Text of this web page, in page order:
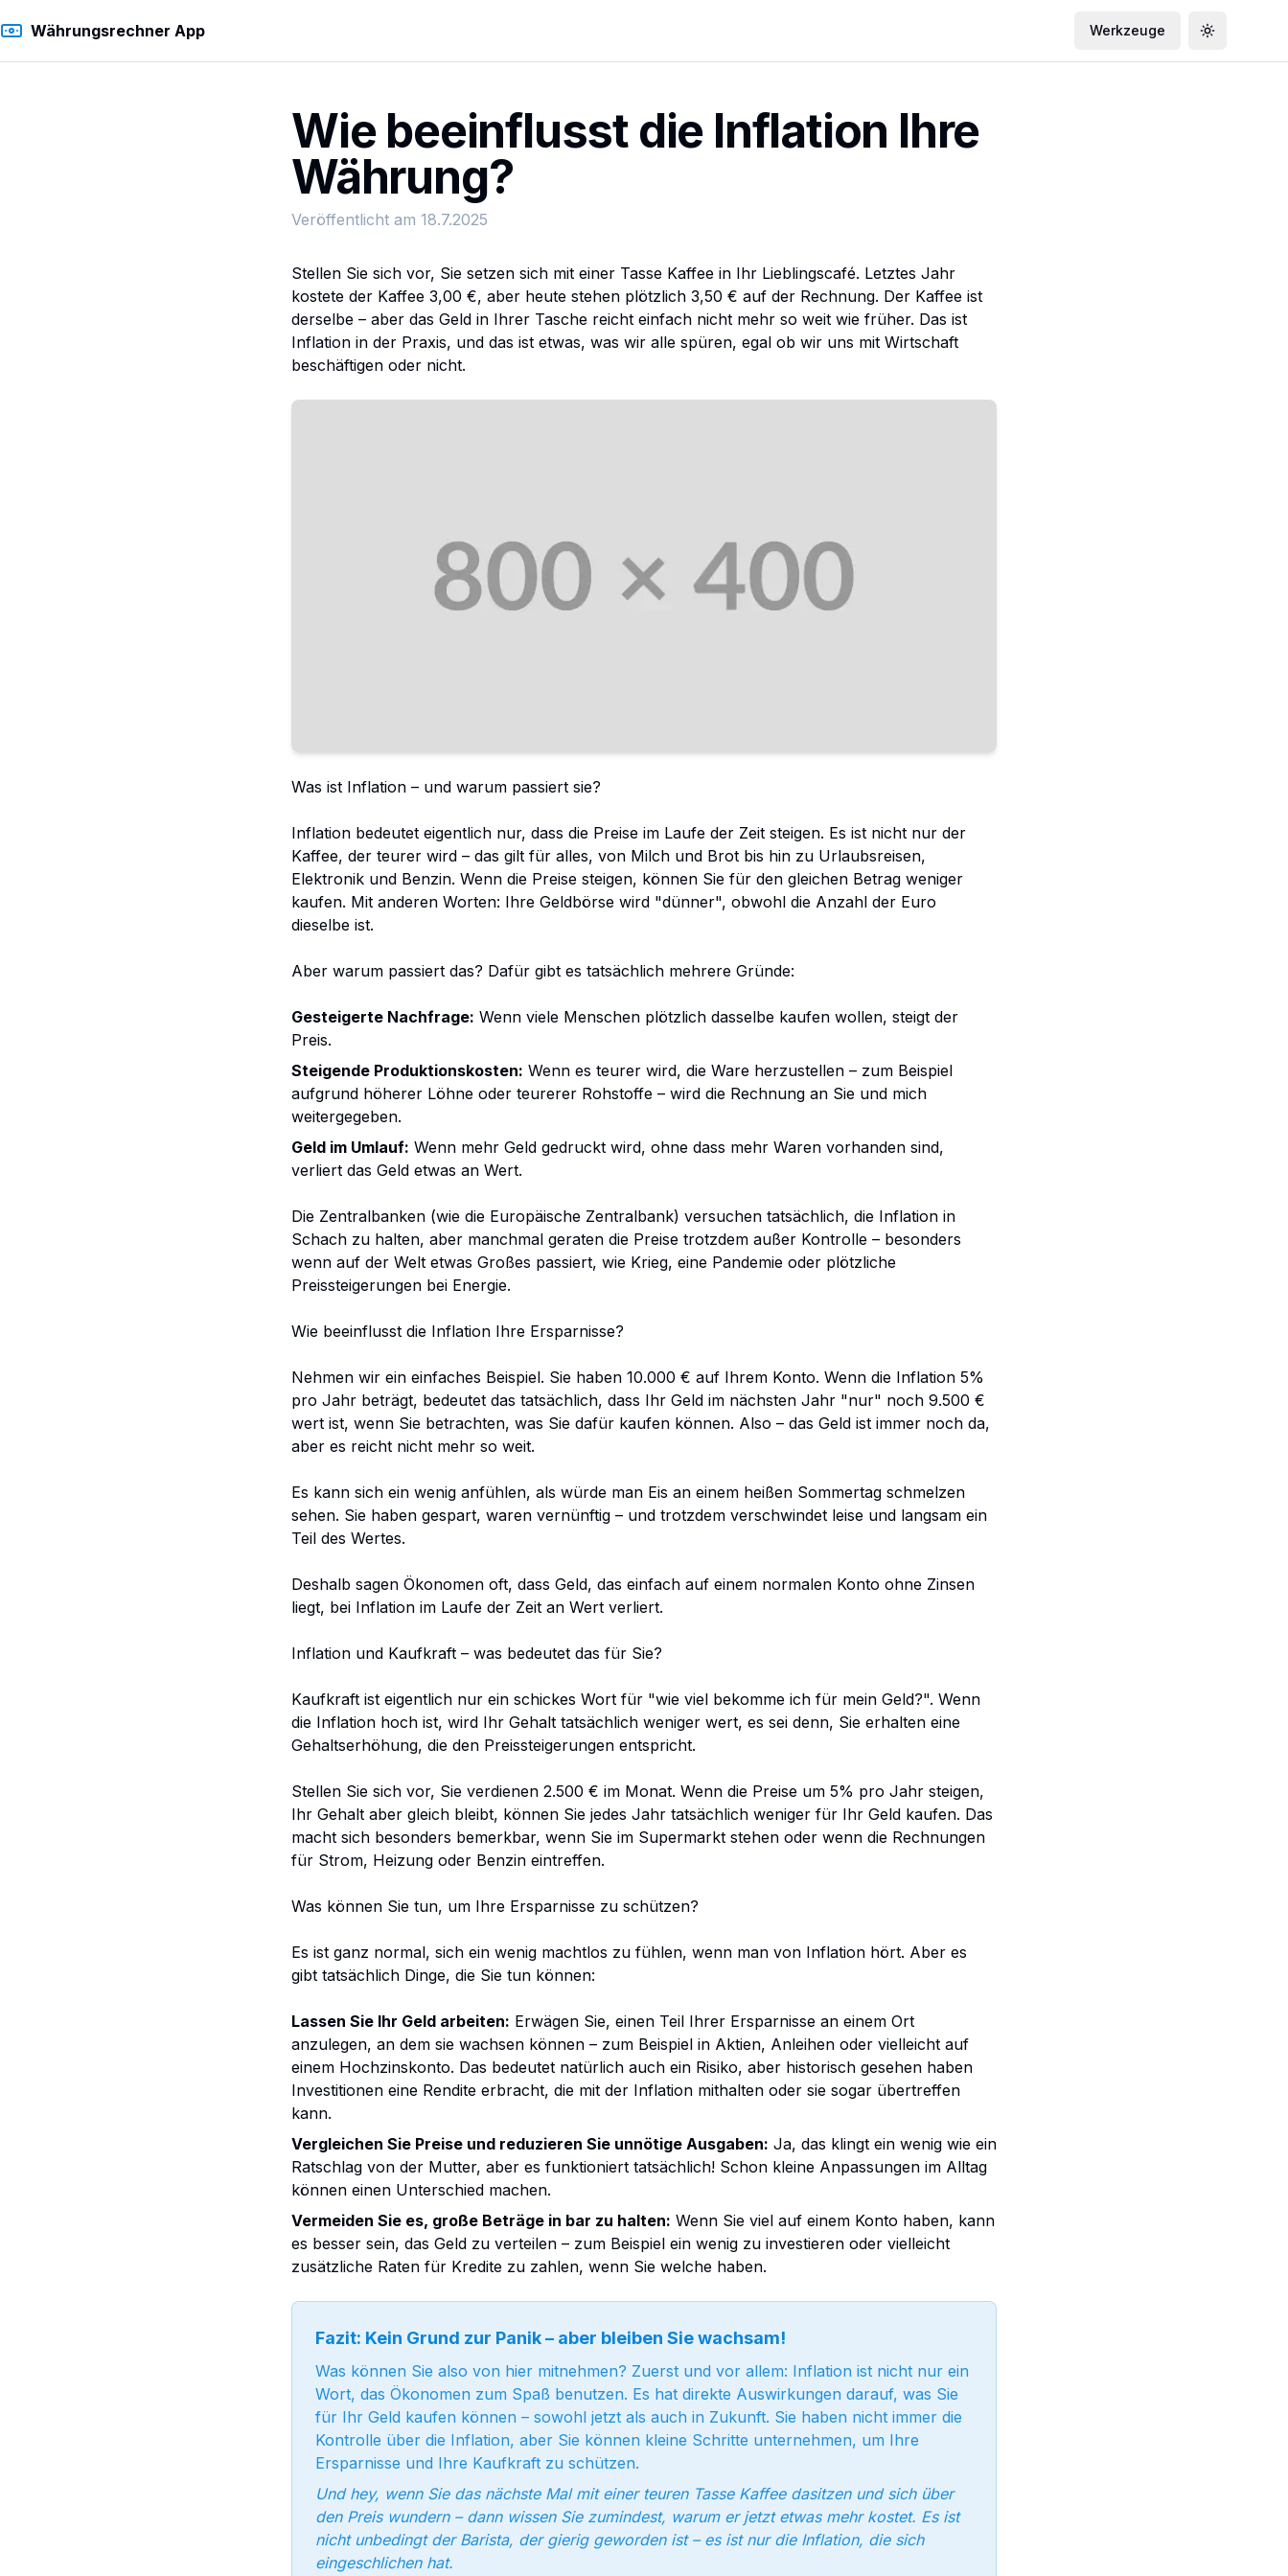
Währungsrechner App Werkzeuge Toggle
Wie beeinflusst die Inflation Ihre
Währung?
Veröffentlicht am 18.7.2025
Stellen Sie sich vor, Sie setzen sich mit einer Tasse Kaffee in Ihr Lieblingscafé. Letztes Jahr
kostete der Kaffee 3,00 €, aber heute stehen plötzlich 3,50 € auf der Rechnung. Der Kaffee ist
derselbe – aber das Geld in Ihrer Tasche reicht einfach nicht mehr so weit wie früher. Das ist
Inflation in der Praxis, und das ist etwas, was wir alle spüren, egal ob wir uns mit Wirtschaft
beschäftigen oder nicht.
Was ist Inflation – und warum passiert sie?
Inflation bedeutet eigentlich nur, dass die Preise im Laufe der Zeit steigen. Es ist nicht nur der
Kaffee, der teurer wird – das gilt für alles, von Milch und Brot bis hin zu Urlaubsreisen,
Elektronik und Benzin. Wenn die Preise steigen, können Sie für den gleichen Betrag weniger
kaufen. Mit anderen Worten: Ihre Geldbörse wird "dünner", obwohl die Anzahl der Euro
dieselbe ist.
Aber warum passiert das? Dafür gibt es tatsächlich mehrere Gründe:
Gesteigerte Nachfrage: Wenn viele Menschen plötzlich dasselbe kaufen wollen, steigt der
Preis.
Steigende Produktionskosten: Wenn es teurer wird, die Ware herzustellen – zum Beispiel
aufgrund höherer Löhne oder teurerer Rohstoffe – wird die Rechnung an Sie und mich
weitergegeben.
Geld im Umlauf: Wenn mehr Geld gedruckt wird, ohne dass mehr Waren vorhanden sind,
verliert das Geld etwas an Wert.
Die Zentralbanken (wie die Europäische Zentralbank) versuchen tatsächlich, die Inflation in
Schach zu halten, aber manchmal geraten die Preise trotzdem außer Kontrolle – besonders
wenn auf der Welt etwas Großes passiert, wie Krieg, eine Pandemie oder plötzliche
Preissteigerungen bei Energie.
Wie beeinflusst die Inflation Ihre Ersparnisse?
Nehmen wir ein einfaches Beispiel. Sie haben 10.000 € auf Ihrem Konto. Wenn die Inflation 5%
pro Jahr beträgt, bedeutet das tatsächlich, dass Ihr Geld im nächsten Jahr "nur" noch 9.500 €
wert ist, wenn Sie betrachten, was Sie dafür kaufen können. Also – das Geld ist immer noch da,
aber es reicht nicht mehr so weit.
Es kann sich ein wenig anfühlen, als würde man Eis an einem heißen Sommertag schmelzen
sehen. Sie haben gespart, waren vernünftig – und trotzdem verschwindet leise und langsam ein
Teil des Wertes.
Deshalb sagen Ökonomen oft, dass Geld, das einfach auf einem normalen Konto ohne Zinsen
liegt, bei Inflation im Laufe der Zeit an Wert verliert.
Inflation und Kaufkraft – was bedeutet das für Sie?
Kaufkraft ist eigentlich nur ein schickes Wort für "wie viel bekomme ich für mein Geld?". Wenn
die Inflation hoch ist, wird Ihr Gehalt tatsächlich weniger wert, es sei denn, Sie erhalten eine
Gehaltserhöhung, die den Preissteigerungen entspricht.
Stellen Sie sich vor, Sie verdienen 2.500 € im Monat. Wenn die Preise um 5% pro Jahr steigen,
Ihr Gehalt aber gleich bleibt, können Sie jedes Jahr tatsächlich weniger für Ihr Geld kaufen. Das
macht sich besonders bemerkbar, wenn Sie im Supermarkt stehen oder wenn die Rechnungen
für Strom, Heizung oder Benzin eintreffen.
Was können Sie tun, um Ihre Ersparnisse zu schützen?
Es ist ganz normal, sich ein wenig machtlos zu fühlen, wenn man von Inflation hört. Aber es
gibt tatsächlich Dinge, die Sie tun können:
Lassen Sie Ihr Geld arbeiten: Erwägen Sie, einen Teil Ihrer Ersparnisse an einem Ort
anzulegen, an dem sie wachsen können – zum Beispiel in Aktien, Anleihen oder vielleicht auf
einem Hochzinskonto. Das bedeutet natürlich auch ein Risiko, aber historisch gesehen haben
Investitionen eine Rendite erbracht, die mit der Inflation mithalten oder sie sogar übertreffen
kann.
Vergleichen Sie Preise und reduzieren Sie unnötige Ausgaben: Ja, das klingt ein wenig wie ein
Ratschlag von der Mutter, aber es funktioniert tatsächlich! Schon kleine Anpassungen im Alltag
können einen Unterschied machen.
Vermeiden Sie es, große Beträge in bar zu halten: Wenn Sie viel auf einem Konto haben, kann
es besser sein, das Geld zu verteilen – zum Beispiel ein wenig zu investieren oder vielleicht
zusätzliche Raten für Kredite zu zahlen, wenn Sie welche haben.
Fazit: Kein Grund zur Panik – aber bleiben Sie wachsam!
Was können Sie also von hier mitnehmen? Zuerst und vor allem: Inflation ist nicht nur ein
Wort, das Ökonomen zum Spaß benutzen. Es hat direkte Auswirkungen darauf, was Sie
für Ihr Geld kaufen können – sowohl jetzt als auch in Zukunft. Sie haben nicht immer die
Kontrolle über die Inflation, aber Sie können kleine Schritte unternehmen, um Ihre
Ersparnisse und Ihre Kaufkraft zu schützen.
Und hey, wenn Sie das nächste Mal mit einer teuren Tasse Kaffee dasitzen und sich über
den Preis wundern – dann wissen Sie zumindest, warum er jetzt etwas mehr kostet. Es ist
nicht unbedingt der Barista, der gierig geworden ist – es ist nur die Inflation, die sich
eingeschlichen hat.